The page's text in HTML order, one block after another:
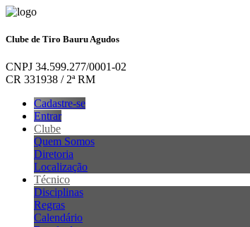
Clube de Tiro Bauru Agudos
CNPJ 34.599.277/0001-02
CR 331938 / 2ª RM
Cadastre-se
Entrar
Clube
Quem Somos
Diretoria
Localização
Técnico
Disciplinas
Regras
Calendário